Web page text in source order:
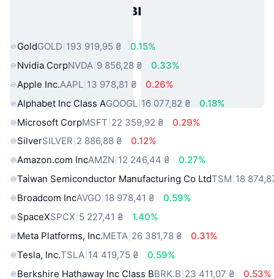
Популярні активи реального
GoldGOLD 193 919,95 ₴
0.15%
Nvidia CorpNVDA 9 856,28 ₴
0.33%
Apple Inc.AAPL 13 978,81 ₴
0.26%
Alphabet Inc Class AGOOGL 16 077,82 ₴
0.18%
Microsoft CorpMSFT 22 359,92 ₴
0.29%
SilverSILVER 2 886,88 ₴
0.12%
Amazon.com IncAMZN 12 246,44 ₴
0.27%
Taiwan Semiconductor Manufacturing Co LtdTSM 18
Broadcom IncAVGO 18 978,41 ₴
0.59%
SpaceXSPCX 5 227,41 ₴
1.40%
Meta Platforms, Inc.META 26 381,78 ₴
0.31%
Tesla, Inc.TSLA 14 419,75 ₴
0.59%
Berkshire Hathaway Inc Class BBRK.B 23 411,07 ₴
0.53%